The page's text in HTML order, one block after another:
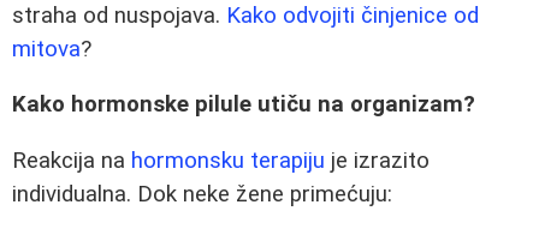
straha od nuspojava. Kako odvojiti činjenice od
mitova?
Kako hormonske pilule utiču na organizam?
Reakcija na hormonsku terapiju je izrazito
individualna. Dok neke žene primećuju: